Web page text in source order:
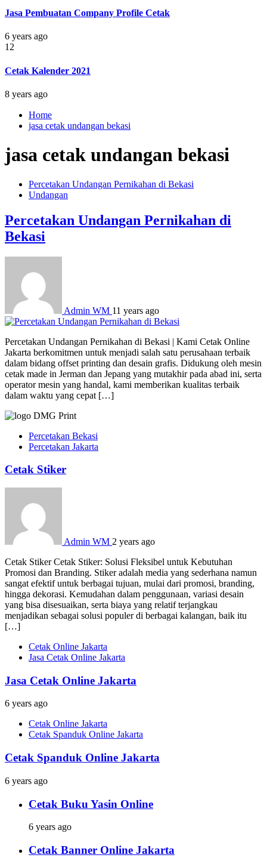
Jasa Pembuatan Company Profile Cetak
6 years ago
12
Cetak Kalender 2021
8 years ago
Home
jasa cetak undangan bekasi
jasa cetak undangan bekasi
Percetakan Undangan Pernikahan di Bekasi
Undangan
Percetakan Undangan Pernikahan di
Bekasi
Admin WM 11 years ago
Percetakan Undangan Pernikahan di Bekasi | Kami Cetak Online
Jakarta berkomitmen untuk menjadi salah satu perusahaan terbaik
dalam bidang offset printing dan desain grafis. Didukung oleh mesin
cetak made in Jerman dan Jepang yang mutakhir pada abad ini, serta
operator mesin yang handal, kami memberikan kualitas terbaik
dalam waktu yang cepat […]
Percetakan Bekasi
Percetakan Jakarta
Cetak Stiker
Admin WM 2 years ago
Cetak Stiker Cetak Stiker: Solusi Fleksibel untuk Kebutuhan
Promosi dan Branding. Stiker adalah media yang sederhana namun
sangat efektif untuk berbagai tujuan, mulai dari promosi, branding,
hingga dekorasi. Kemudahan dalam penggunaan, variasi desain
yang bisa disesuaikan, serta biaya yang relatif terjangkau
menjadikan sebagai solusi populer di berbagai kalangan, baik itu
[…]
Cetak Online Jakarta
Jasa Cetak Online Jakarta
Jasa Cetak Online Jakarta
6 years ago
Cetak Online Jakarta
Cetak Spanduk Online Jakarta
Cetak Spanduk Online Jakarta
6 years ago
Cetak Buku Yasin Online
6 years ago
Cetak Banner Online Jakarta